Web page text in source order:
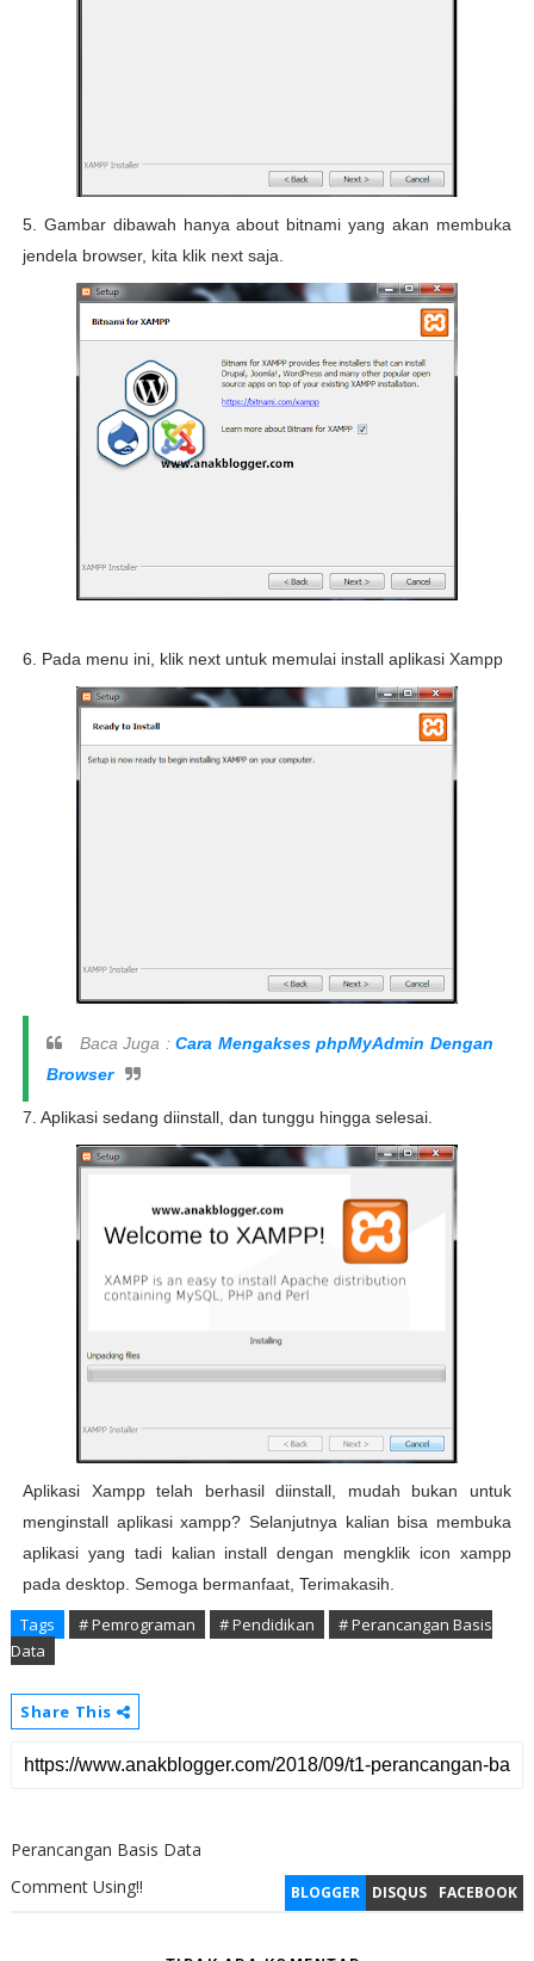
5. Gambar dibawah hanya about bitnami yang akan membuka
jendela browser, kita klik next saja.
6. Pada menu ini, klik next untuk memulai install aplikasi Xampp
Baca Juga :Cara Mengakses phpMyAdmin Dengan
Browser
7. Aplikasi sedang diinstall, dan tunggu hingga selesai.
Aplikasi Xampp telah berhasil diinstall, mudah bukan untuk
menginstall aplikasi xampp? Selanjutnya kalian bisa membuka
aplikasi yang tadi kalian install dengan mengklik icon xampp
pada desktop. Semoga bermanfaat, Terimakasih.
Tags # Pemrograman # Pendidikan
# Perancangan Basis
Data
Share This
Perancangan Basis Data
BLOGGER DISQUS FACEBOOK
Comment Using!!